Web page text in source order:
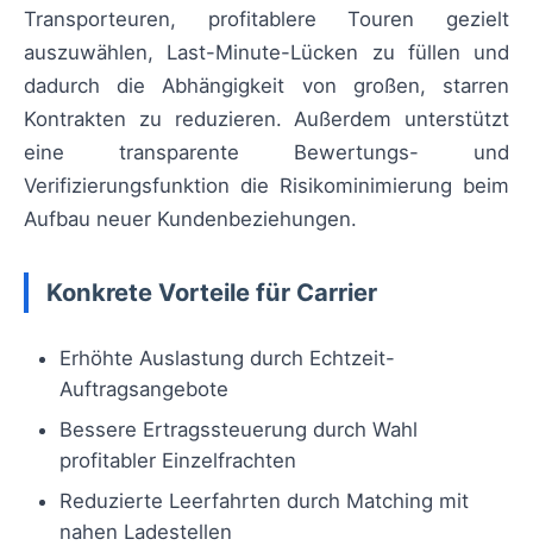
Transporteuren, profitablere Touren gezielt
auszuwählen, Last-Minute-Lücken zu füllen und
dadurch die Abhängigkeit von großen, starren
Kontrakten zu reduzieren. Außerdem unterstützt
eine transparente Bewertungs- und
Verifizierungsfunktion die Risikominimierung beim
Aufbau neuer Kundenbeziehungen.
Konkrete Vorteile für Carrier
Erhöhte Auslastung durch Echtzeit-
Auftragsangebote
Bessere Ertragssteuerung durch Wahl
profitabler Einzelfrachten
Reduzierte Leerfahrten durch Matching mit
nahen Ladestellen